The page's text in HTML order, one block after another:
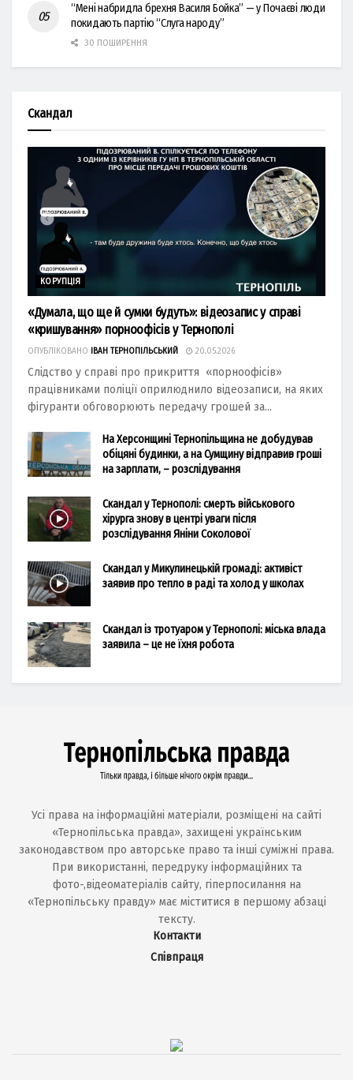
“Мені набридла брехня Василя Бойка” — у Почаєві люди
покидають партію “Слуга народу”
30 ПОШИРЕННЯ
Скандал
КОРУПЦІЯ
«Думала, що ще й сумки будуть»: відеозапис у справі
«кришування» порноофісів у Тернополі
ОПУБЛІКОВАНО ІВАН ТЕРНОПІЛЬСЬКИЙ 20.05.2026
Слідство у справі про прикриття «порноофісів»
працівниками поліції оприлюднило відеозаписи, на яких
фігуранти обговорюють передачу грошей за...
На Херсонщині Тернопільщина не добудував
обіцяні будинки, а на Сумщину відправив гроші
на зарплати, – розслідування
Скандал у Тернополі: смерть військового
хірурга знову в центрі уваги після
розслідування Яніни Соколової
Скандал у Микулинецькій громаді: активіст
заявив про тепло в раді та холод у школах
Скандал із тротуаром у Тернополі: міська влада
заявила – це не їхня робота
Усі права на інформаційні матеріали, розміщені на сайті
«Тернопільська правда», захищені українським
законодавством про авторське право та інші суміжні права.
При використанні, передруку інформаційних та
фото-,відеоматеріалів сайту, гіперпосилання на
«Тернопільську правду» має міститися в першому абзаці
тексту.
Контакти
Співпраця